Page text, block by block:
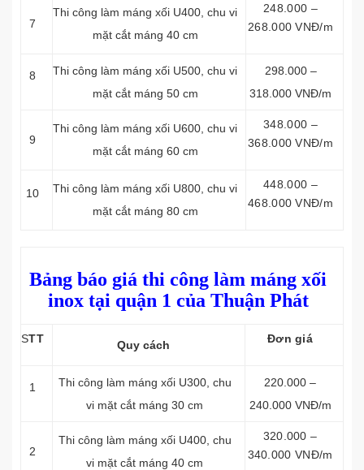
7
Thi công làm máng xối U400, chu vi
mặt cắt máng 40 cm
248.000 –
268.000 VNĐ/m
8 Thi công làm máng xối U500, chu vi
mặt cắt máng 50 cm
298.000 –
318.000 VNĐ/m
9
Thi công làm máng xối U600, chu vi
mặt cắt máng 60 cm
348.000 –
368.000 VNĐ/m
10 Thi công làm máng xối U800, chu vi
mặt cắt máng 80 cm
448.000 –
468.000 VNĐ/m
Bảng báo giá thi công làm máng xối
inox tại quận 1 của Thuận Phát
STT Quy cách Đơn giá
1 Thi công làm máng xối U300, chu
vi mặt cắt máng 30 cm
220.000 –
240.000 VNĐ/m
2
Thi công làm máng xối U400, chu
vi mặt cắt máng 40 cm
320.000 –
340.000 VNĐ/m